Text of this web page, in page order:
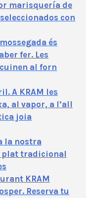
marisquería de
con
és
fer. Les
al forn
A KRAM les
al vapor, a l’all
joia
la nostra
plat tradicional
KRAM
Reserva tu